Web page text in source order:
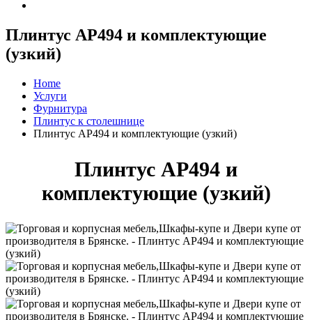
Плинтус AP494 и комплектующие
(узкий)
Home
Услуги
Фурнитура
Плинтус к столешнице
Плинтус AP494 и комплектующие (узкий)
Плинтус AP494 и
комплектующие (узкий)